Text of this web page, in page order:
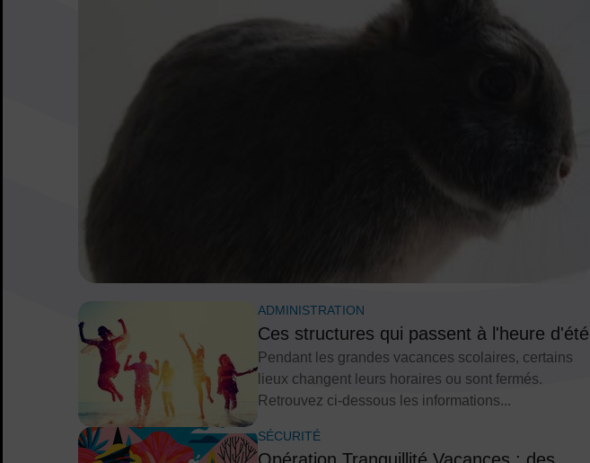
Ces structures qui passent à l'heure d'été
Pendant les grandes vacances scolaires, certains
lieux changent leurs horaires ou sont fermés.
Retrouvez ci-dessous les informations...
ADMINISTRATION
SÉCURITÉ